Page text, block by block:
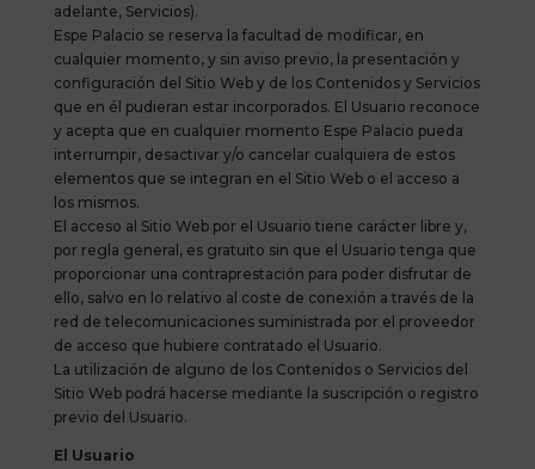
adelante, Servicios).
Espe Palacio se reserva la facultad de modificar, en
cualquier momento, y sin aviso previo, la presentación y
configuración del Sitio Web y de los Contenidos y Servicios
que en él pudieran estar incorporados. El Usuario reconoce
y acepta que en cualquier momento Espe Palacio pueda
interrumpir, desactivar y/o cancelar cualquiera de estos
elementos que se integran en el Sitio Web o el acceso a
los mismos.
El acceso al Sitio Web por el Usuario tiene carácter libre y,
por regla general, es gratuito sin que el Usuario tenga que
proporcionar una contraprestación para poder disfrutar de
ello, salvo en lo relativo al coste de conexión a través de la
red de telecomunicaciones suministrada por el proveedor
de acceso que hubiere contratado el Usuario.
La utilización de alguno de los Contenidos o Servicios del
Sitio Web podrá hacerse mediante la suscripción o registro
previo del Usuario.
El Usuario